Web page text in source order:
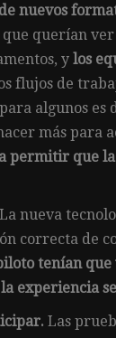
nuevos
querían
y los
flujos de
algunos
más para
permitir que
La nueva
correcta de
tenían
experiencia
Las